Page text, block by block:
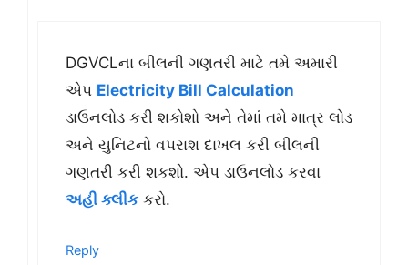
DGVCLના બીલની ગણતરી માટે તમે અમારી
એપ Electricity Bill Calculation
ડાઉનલોડ કરી શકોશો અને તેમાં તમે માત્ર લોડ
અને યુનિટનો વપરાશ દાખલ કરી બીલની
ગણતરી કરી શકશો. એપ ડાઉનલોડ કરવા
અહી ક્લીક કરો.
Reply